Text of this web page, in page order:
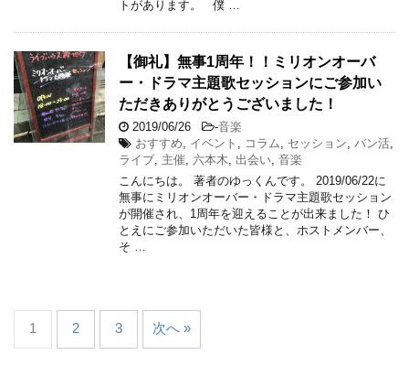
トがあります。 僕 …
【御礼】無事1周年！！ミリオンオーバ
ー・ドラマ主題歌セッションにご参加い
ただきありがとうございました！
2019/06/26 -音楽
おすすめ
イベント コラム セッション バン活
ライブ 主催 六本木 出会い 音楽
こんにちは。 著者のゆっくんです。 2019/06/22に
無事にミリオンオーバー・ドラマ主題歌セッション
が開催され、1周年を迎えることが出来ました！ ひ
とえにご参加いただいた皆様と、ホストメンバー、
そ …
1 2 3 次へ »